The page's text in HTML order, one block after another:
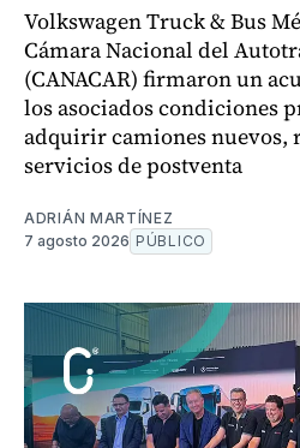
Volkswagen Truck & Bus
Cámara Nacional del
(CANACAR) firmaron un
los asociados condiciones
adquirir camiones nuevos,
servicios de postventa
ADRIÁN MARTÍNEZ
7 agosto 2026 PÚBLICO